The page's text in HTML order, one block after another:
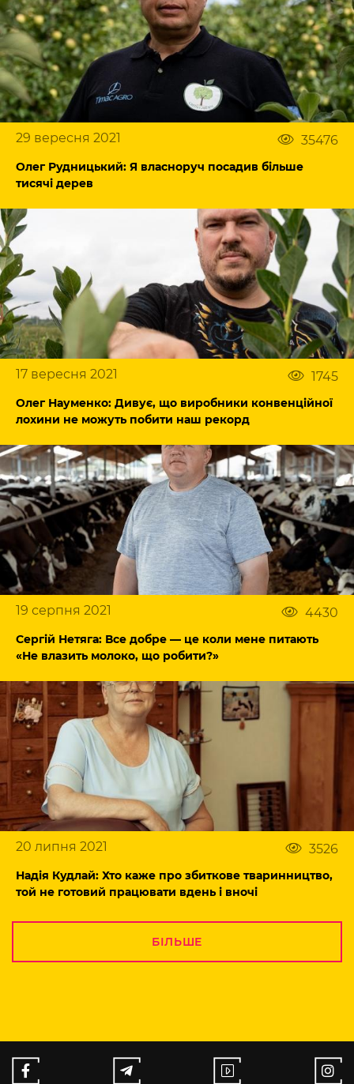
29 вересня 2021 35476
Олег Рудницький: Я власноруч посадив більше
тисячі дерев
17 вересня 2021 1745
Олег Науменко: Дивує, що виробники конвенційної
лохини не можуть побити наш рекорд
19 серпня 2021 4430
Сергій Нетяга: Все добре — це коли мене питають
«Не влазить молоко, що робити?»
20 липня 2021 3526
Надія Кудлай: Хто каже про збиткове тваринництво,
той не готовий працювати вдень і вночі
БІЛЬШЕ